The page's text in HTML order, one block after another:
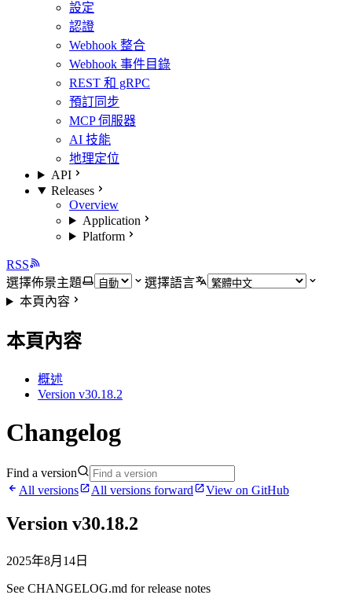
設定
認證
Webhook 整合
Webhook 事件目錄
REST 和 gRPC
預訂同步
MCP 伺服器
AI 技能
地理定位
API
Releases
Overview
Application
Platform
RSS
選擇佈景主題
選擇語言
本頁內容
本頁內容
概述
Version v30.18.2
Changelog
Find a version
All versions
All versions forward View on GitHub
Version v30.18.2
2025年8月14日
See CHANGELOG.md for release notes